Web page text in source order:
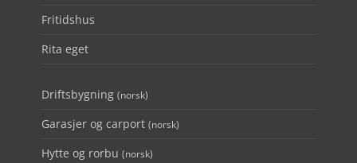
Fritidshus
Rita eget
Driftsbygning(norsk)
Garasjer og carport(norsk)
Hytte og rorbu(norsk)